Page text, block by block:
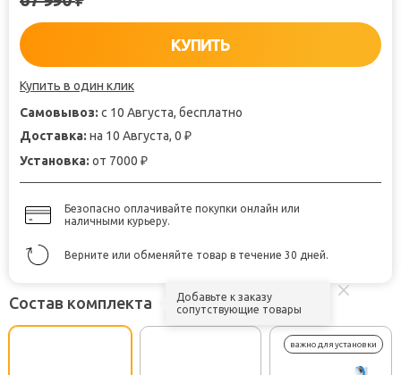
КУПИТЬ
Купить в один клик
Самовывоз: с 10 Августа, бесплатно
Доставка: на 10 Августа, 0 ₽
Установка: от 7000 ₽
Безопасно оплачивайте покупки онлайн или
наличными курьеру.
Верните или обменяйте товар в течение 30 дней.
Состав комплекта
Добавьте к заказу
сопутствующие товары